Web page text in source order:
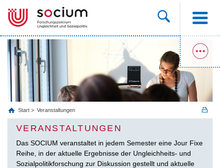
Start Veranstaltungen
VERANSTALTUNGEN
Das SOCIUM veranstaltet in jedem Semester eine Jour Fixe
Reihe, in der aktuelle Ergebnisse der Ungleichheits- und
Sozialpolitikforschung zur Diskussion gestellt und aktuelle